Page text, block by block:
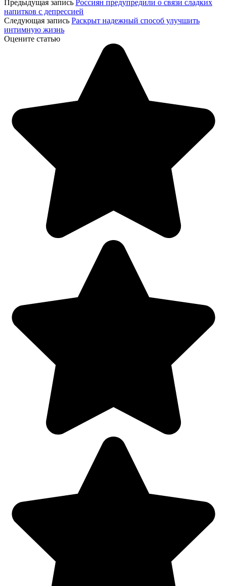
Предыдущая запись Россиян предупредили о связи сладких
напитков с депрессией
Следующая запись Раскрыт надежный способ улучшить
интимную жизнь
Оцените статью